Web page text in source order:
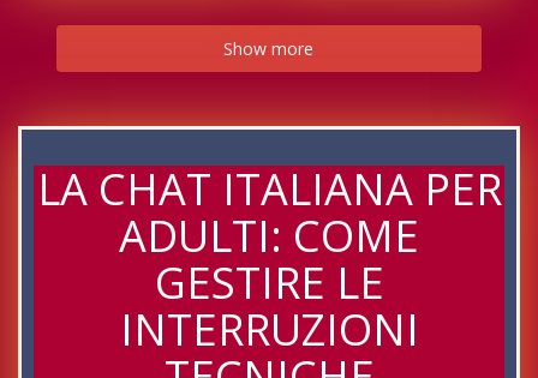
Show more
LA CHAT ITALIANA PER
ADULTI: COME
GESTIRE LE
INTERRUZIONI